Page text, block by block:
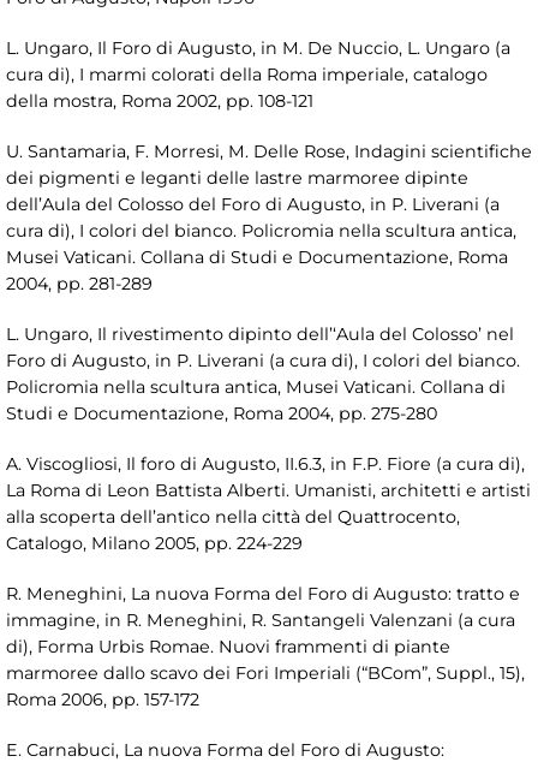
L. Ungaro, Il Foro di Augusto, in M. De Nuccio, L. Ungaro (a
cura di), I marmi colorati della Roma imperiale, catalogo
della mostra, Roma 2002, pp. 108-121
U. Santamaria, F. Morresi, M. Delle Rose, Indagini scientifiche
dei pigmenti e leganti delle lastre marmoree dipinte
dell’Aula del Colosso del Foro di Augusto, in P. Liverani (a
cura di), I colori del bianco. Policromia nella scultura antica,
Musei Vaticani. Collana di Studi e Documentazione, Roma
2004, pp. 281-289
L. Ungaro, Il rivestimento dipinto dell’‘Aula del Colosso’ nel
Foro di Augusto, in P. Liverani (a cura di), I colori del bianco.
Policromia nella scultura antica, Musei Vaticani. Collana di
Studi e Documentazione, Roma 2004, pp. 275-280
A. Viscogliosi, Il foro di Augusto, II.6.3, in F.P. Fiore (a cura di),
La Roma di Leon Battista Alberti. Umanisti, architetti e artisti
alla scoperta dell’antico nella città del Quattrocento,
Catalogo, Milano 2005, pp. 224-229
R. Meneghini, La nuova Forma del Foro di Augusto: tratto e
immagine, in R. Meneghini, R. Santangeli Valenzani (a cura
di), Forma Urbis Romae. Nuovi frammenti di piante
marmoree dallo scavo dei Fori Imperiali (“BCom”, Suppl., 15),
Roma 2006, pp. 157-172
E. Carnabuci, La nuova Forma del Foro di Augusto: